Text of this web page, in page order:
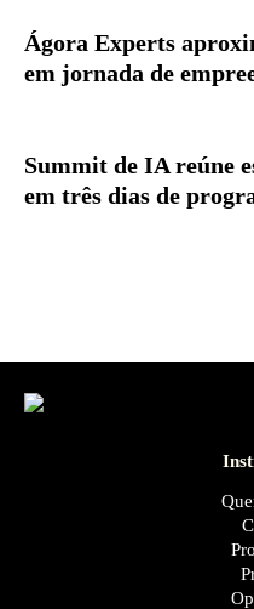
Ágora Experts
em jornada de
Summit de IA reúne
em três dias de